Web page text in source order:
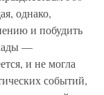
однако,
и побудить
—
и не могла
событий,